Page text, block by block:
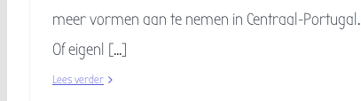
meer vormen aan te nemen in Centraal-Portugal.
Of eigenl [...]
Lees verder